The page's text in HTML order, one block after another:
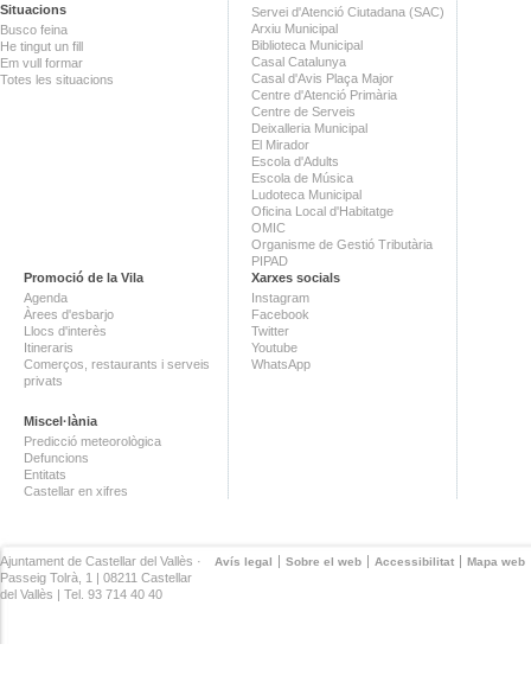
Situacions
Busco feina
He tingut un fill
Em vull formar
Totes les situacions
Servei d'Atenció Ciutadana (SAC)
Arxiu Municipal
Biblioteca Municipal
Casal Catalunya
Casal d'Avis Plaça Major
Centre d'Atenció Primària
Centre de Serveis
Deixalleria Municipal
El Mirador
Escola d'Adults
Escola de Música
Ludoteca Municipal
Oficina Local d'Habitatge
OMIC
Organisme de Gestió Tributària
PIPAD
Promoció de la Vila
Agenda
Àrees d'esbarjo
Llocs d'interès
Itineraris
Comerços, restaurants i serveis
privats
Miscel·lània
Predicció meteorològica
Defuncions
Entitats
Castellar en xifres
Xarxes socials
Instagram
Facebook
Twitter
Youtube
WhatsApp
Avís legal Sobre el web Accessibilitat Mapa web
Ajuntament de Castellar del Vallès ·
Passeig Tolrà, 1 | 08211 Castellar
del Vallès | Tel. 93 714 40 40